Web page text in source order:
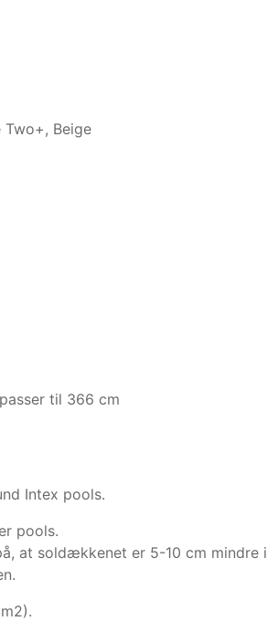
Beige
til 366 cm
Intex pools.
pools.
at soldækkenet er 5-10 cm mindre i